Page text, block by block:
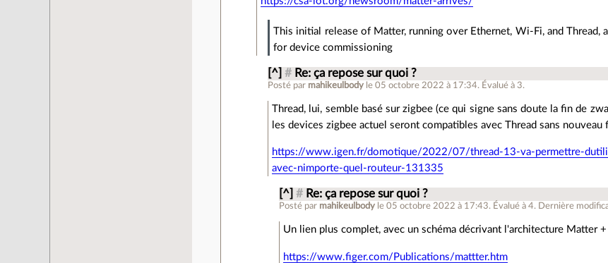
This initial release of Matter, running over Ethernet, Wi-Fi, and Thread,
for device commissioning
[^] # Re: ça repose sur quoi ?
Posté par mahikeulbody le 05 octobre 2022 à 17:34. Évalué à 3.
Thread, lui, semble basé sur zigbee (ce qui signe sans doute la fin de
les devices zigbee actuel seront compatibles avec Thread sans nouveau
https://www.igen.fr/domotique/2022/07/thread-13-va-permettre-
avec-nimporte-quel-routeur-131335
[^] # Re: ça repose sur quoi ?
Posté par mahikeulbody le 05 octobre 2022 à 17:43. Évalué à4. Dernière
Un lien plus complet, avec un schéma décrivant l'architecture Matter +
https://www.figer.com/Publications/mattter.htm